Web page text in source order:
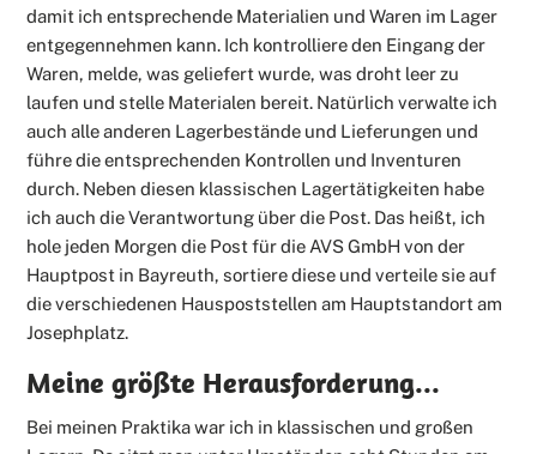
damit ich entsprechende Materialien und Waren im Lager
entgegennehmen kann. Ich kontrolliere den Eingang der
Waren, melde, was geliefert wurde, was droht leer zu
laufen und stelle Materialen bereit. Natürlich verwalte ich
auch alle anderen Lagerbestände und Lieferungen und
führe die entsprechenden Kontrollen und Inventuren
durch. Neben diesen klassischen Lagertätigkeiten habe
ich auch die Verantwortung über die Post. Das heißt, ich
hole jeden Morgen die Post für die AVS GmbH von der
Hauptpost in Bayreuth, sortiere diese und verteile sie auf
die verschiedenen Hauspoststellen am Hauptstandort am
Josephplatz.
Meine größte Herausforderung...
Bei meinen Praktika war ich in klassischen und großen